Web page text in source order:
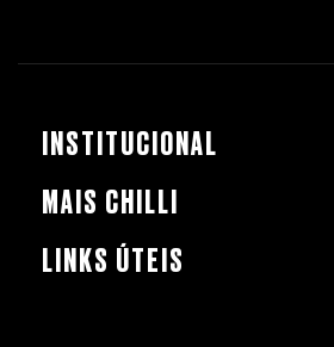
INSTITUCIONAL
MAIS CHILLI
LINKS ÚTEIS